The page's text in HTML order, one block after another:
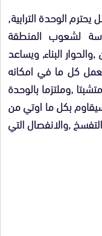
الوحدة الترابية,
لشعوب المنطقة
البناء, ويساعد
كل ما في امكانه
,وملتزما بالوحدة
بكل ما اوتي من
,والانفصال التي